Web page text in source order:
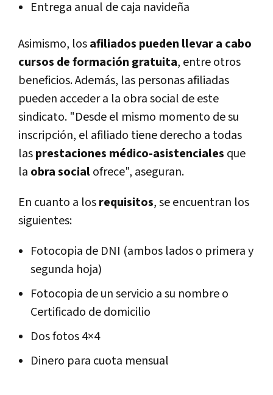
Entrega anual de caja navideña
Asimismo, losafiliados pueden llevar a cabo
cursos de formación gratuita, entre otros
beneficios. Además, las personas afiliadas
pueden acceder a la obra social de este
sindicato. "Desde el mismo momento de su
inscripción, el afiliado tiene derecho a todas
lasprestaciones médico-asistenciales que
la obra socialofrece", aseguran.
En cuanto a losrequisitos, se encuentran los
siguientes:
Fotocopia de DNI (ambos lados o primera y
segunda hoja)
Fotocopia de un servicio a su nombre o
Certificado de domicilio
Dos fotos 4×4
Dinero para cuota mensual